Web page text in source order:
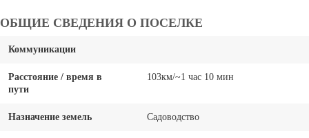
ОБЩИЕ СВЕДЕНИЯ О ПОСЕЛКЕ
Коммуникации
Расстояние / время в
пути
103км/~1 час 10 мин
Назначение земель Садоводство